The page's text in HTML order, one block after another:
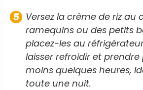
Versez la crème de riz au
ramequins ou des petits
placez-les au
laisser refroidir et
moins quelques heures,
toute une nuit.